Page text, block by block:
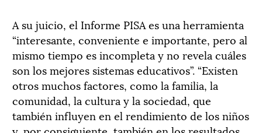
A su juicio, el Informe PISA es una herramienta
“interesante, conveniente e importante, pero al
mismo tiempo es incompleta y no revela cuáles
son los mejores sistemas educativos”. “Existen
otros muchos factores, como la familia, la
comunidad, la cultura y la sociedad, que
también influyen en el rendimiento de los niños